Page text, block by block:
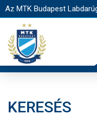
Az MTK Budapest
KERESÉS